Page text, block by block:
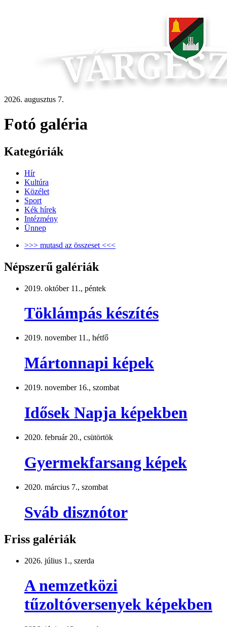
2026. augusztus 7.
Fotó galéria
Kategóriák
Hír
Kultúra
Közélet
Sport
Kék hírek
Intézmény
Ünnep
>>> mutasd az összeset <<<
Népszerű galériák
2019. október 11., péntek
Töklámpás készítés
2019. november 11., hétfő
Mártonnapi képek
2019. november 16., szombat
Idősek Napja képekben
2020. február 20., csütörtök
Gyermekfarsang képek
2020. március 7., szombat
Sváb disznótor
Friss galériák
2026. július 1., szerda
A nemzetközi
tűzoltóversenyek képekben